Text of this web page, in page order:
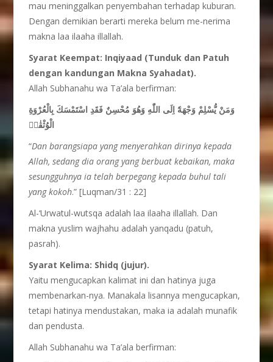
mau meninggalkan penyembahan terhadap kuburan.
Dengan demikian berarti mereka belum me-nerima
makna laa ilaaha illallah.
Syarat Keempat: Inqiyaad (Tunduk dan Patuh
dengan kandungan Makna Syahadat).
Allah Subhanahu wa Ta’ala berfirman:
وَمَنْ يُّسْلِمْ وَجْهَهٗٓ اِلَى اللّٰهِ وَهُوَ مُحْسِنٌ فَقَدِ اسْتَمْسَكَ بِالْعُرْوَةِ
الْوُثْقٰىۗ
“Dan barangsiapa yang menyerahkan dirinya kepada
Allah, sedang dia orang yang berbuat kebaikan, maka
sesungguhnya ia telah berpegang kepada buhul tali
yang kokoh.” [Luqman/31 : 22]
Al-‘Urwatul-wutsqa adalah laa ilaaha illallah. Dan
makna yuslim wajhahu adalah yanqadu (patuh,
pasrah).
Syarat Kelima: Shidq (jujur).
Yaitu mengucapkan kalimat ini dan hatinya juga
membenarkan-nya. Manakala lisannya mengucapkan,
tetapi hatinya mendustakan, maka ia adalah munafik
dan pendusta.
Allah Subhanahu wa Ta’ala berfirman: